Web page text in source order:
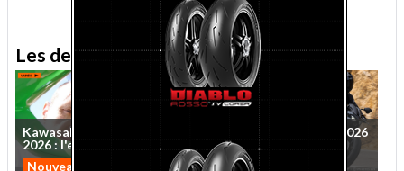
Les derniers essais MNC
Kawasaki
2026: l'essai
...
Nouveautés 2026
Kawasaki
2026
leroadster
Nouveautés 2026